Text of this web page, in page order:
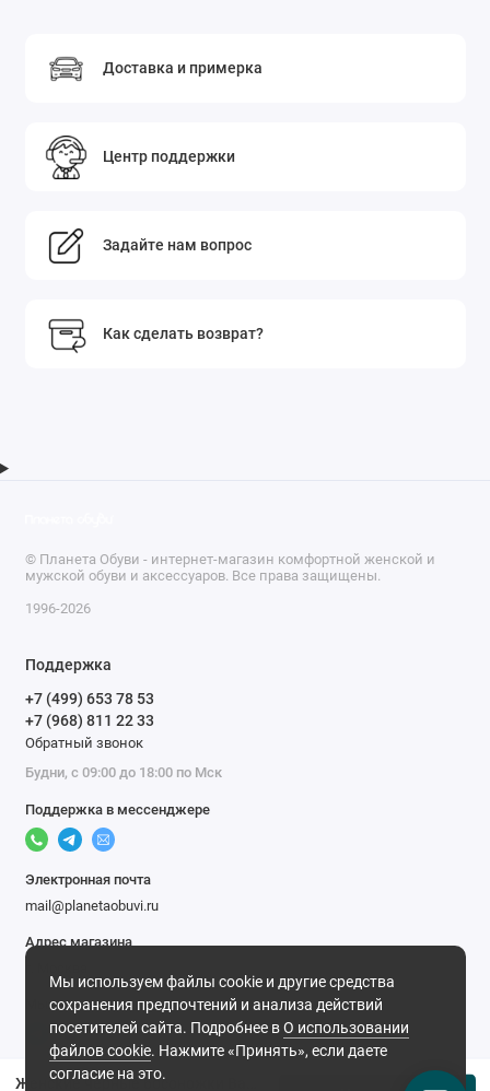
Доставка и примерка
Центр поддержки
Задайте нам вопрос
Как сделать возврат?
Мы используем файлы cookie и другие средства
сохранения предпочтений и анализа действий
посетителей сайта. Подробнее вО использовании
файлов cookie. Нажмите «Принять», если даете
согласие на это.
© Планета Обуви - интернет-магазин комфортной женской и
мужской обуви и аксессуаров. Все права защищены.
1996-2026
Поддержка
+7 (499) 653 78 53
+7 (968) 811 22 33
Обратный звонок
Будни, с 09:00 до 18:00 по Мск
Поддержка в мессенджере
Электронная почта
mail@planetaobuvi.ru
Адрес магазина
Мы в сети